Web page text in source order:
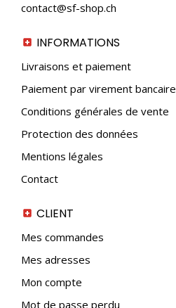
contact@sf-shop.ch
INFORMATIONS
Livraisons et paiement
Paiement par virement bancaire
Conditions générales de vente
Protection des données
Mentions légales
Contact
CLIENT
Mes commandes
Mes adresses
Mon compte
Mot de passe perdu